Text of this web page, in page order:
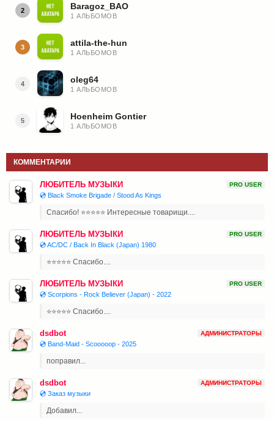
2 Baragoz_BAO
1 АЛЬБОМОВ
3 attila-the-hun
1 АЛЬБОМОВ
4 oleg64
1 АЛЬБОМОВ
5 Hoenheim Gontier
1 АЛЬБОМОВ
КОММЕНТАРИИ
ЛЮБИТЕЛЬ МУЗЫКИ PRO USER
💿 Black Smoke Brigade / Stood As Kings
Спасибо! ⭐⭐⭐⭐⭐ Интересные товарищи....
ЛЮБИТЕЛЬ МУЗЫКИ PRO USER
💿 AC/DC / Back In Black (Japan) 1980
⭐⭐⭐⭐⭐ Спасибо....
ЛЮБИТЕЛЬ МУЗЫКИ PRO USER
💿 Scorpions - Rock Believer (Japan) - 2022
⭐⭐⭐⭐⭐ Спасибо....
dsdbot АДМИНИСТРАТОРЫ
💿 Band-Maid - Scooooop - 2025
поправил...
dsdbot АДМИНИСТРАТОРЫ
💿 Заказ музыки
Добавил...